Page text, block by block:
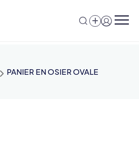
PANIER EN OSIER OVALE